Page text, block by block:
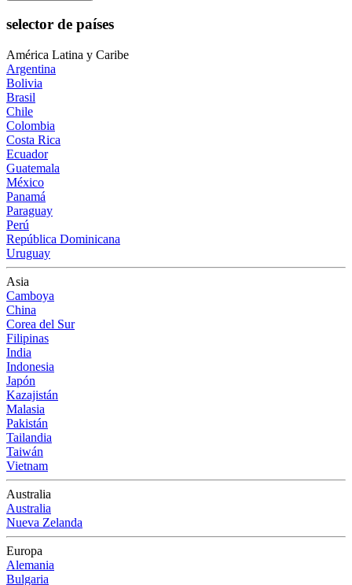
selector de países
América Latina y Caribe
Argentina
Bolivia
Brasil
Chile
Colombia
Costa Rica
Ecuador
Guatemala
México
Panamá
Paraguay
Perú
República Dominicana
Uruguay
Asia
Camboya
China
Corea del Sur
Filipinas
India
Indonesia
Japón
Kazajistán
Malasia
Pakistán
Tailandia
Taiwán
Vietnam
Australia
Australia
Nueva Zelanda
Europa
Alemania
Bulgaria